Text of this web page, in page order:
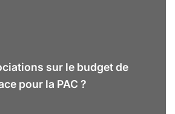
sur le budget de
pour la PAC ?